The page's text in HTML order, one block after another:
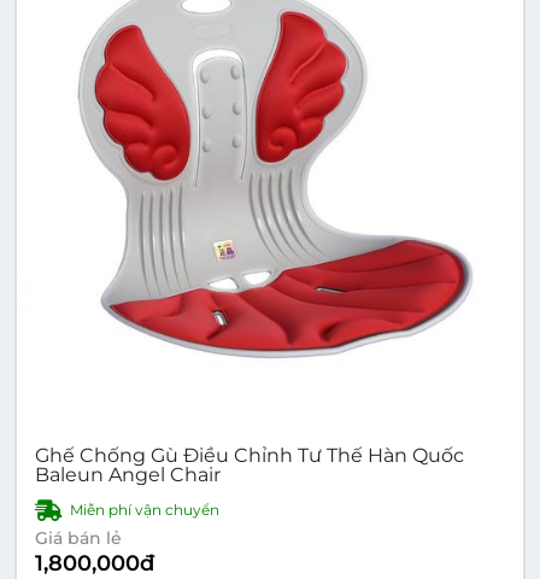
Ghế Chống Gù Điều Chỉnh Tư Thế Hàn Quốc
Baleun Angel Chair
Miễn phí vận chuyển
Giá bán lẻ
1,800,000đ